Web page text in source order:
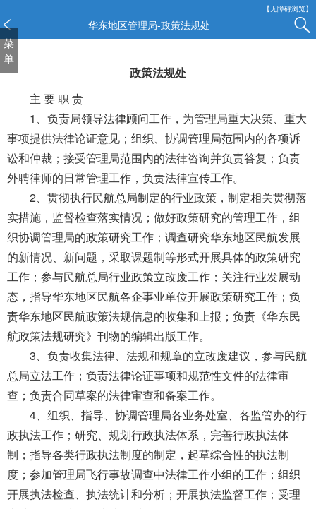
【无障碍浏览】
华东地区管理局-政策法规处
菜
单
政策法规处
主 要 职 责
1、负责局领导法律顾问工作，为管理局重大决策、重大
事项提供法律论证意见；组织、协调管理局范围内的各项诉
讼和仲裁；接受管理局范围内的法律咨询并负责答复；负责
外聘律师的日常管理工作，负责法律宣传工作。
2、贯彻执行民航总局制定的行业政策，制定相关贯彻落
实措施，监督检查落实情况；做好政策研究的管理工作，组
织协调管理局的政策研究工作；调查研究华东地区民航发展
的新情况、新问题，采取课题制等形式开展具体的政策研究
工作；参与民航总局行业政策立改废工作；关注行业发展动
态，指导华东地区民航各企事业单位开展政策研究工作；负
责华东地区民航政策法规信息的收集和上报；负责《华东民
航政策法规研究》刊物的编辑出版工作。
3、负责收集法律、法规和规章的立改废建议，参与民航
总局立法工作；负责法律论证事项和规范性文件的法律审
查；负责合同草案的法律审查和备案工作。
4、组织、指导、协调管理局各业务处室、各监管办的行
政执法工作；研究、规划行政执法体系，完善行政执法体
制；指导各类行政执法制度的制定，起草综合性的执法制
度；参加管理局飞行事故调查中法律工作小组的工作；组织
开展执法检查、执法统计和分析；开展执法监督工作；受理
窗
口
打
说
页
面,
Alt
加
波
浪
键
开
导
盲